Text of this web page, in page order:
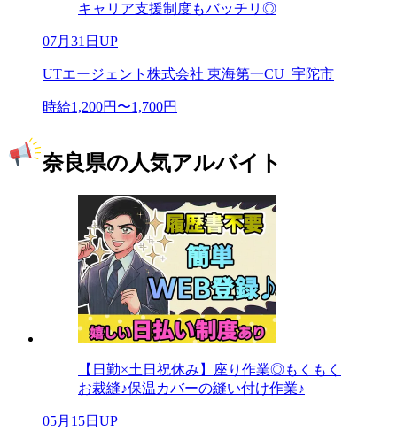
キャリア支援制度もバッチリ◎
07月31日UP
UTエージェント株式会社 東海第一CU_宇陀市
時給1,200円〜1,700円
奈良県の人気アルバイト
【日勤×土日祝休み】座り作業◎もくもく
お裁縫♪保温カバーの縫い付け作業♪
05月15日UP